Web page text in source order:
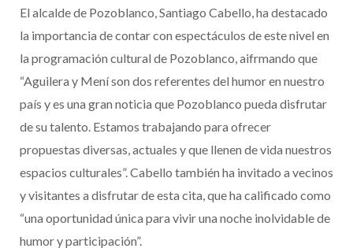
El alcalde de Pozoblanco, Santiago Cabello, ha destacado
la importancia de contar con espectáculos de este nivel en
la programación cultural de Pozoblanco, aifrmando que
“Aguilera y Mení son dos referentes del humor en nuestro
país y es una gran noticia que Pozoblanco pueda disfrutar
de su talento. Estamos trabajando para ofrecer
propuestas diversas, actuales y que llenen de vida nuestros
espacios culturales”. Cabello también ha invitado a vecinos
y visitantes a disfrutar de esta cita, que ha calificado como
“una oportunidad única para vivir una noche inolvidable de
humor y participación”.